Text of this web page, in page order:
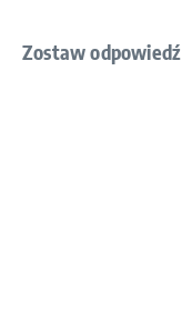
Zostaw odpowiedź